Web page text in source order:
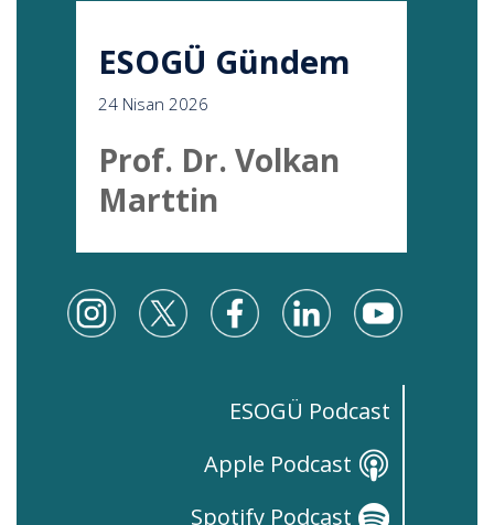
ESOGÜ Gündem
24 Nisan 2026
Prof. Dr. Volkan
Marttin
ESOGÜ Podcast
Apple Podcast
Spotify Podcast